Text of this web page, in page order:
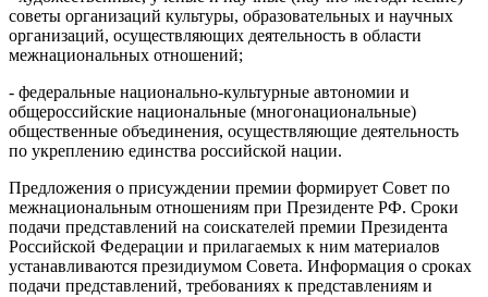
советы организаций культуры, образовательных и научных
организаций, осуществляющих деятельность в области
межнациональных отношений;
- федеральные национально-культурные автономии и
общероссийские национальные (многонациональные)
общественные объединения, осуществляющие деятельность
по укреплению единства российской нации.
Предложения о присуждении премии формирует Совет по
межнациональным отношениям при Президенте РФ. Сроки
подачи представлений на соискателей премии Президента
Российской Федерации и прилагаемых к ним материалов
устанавливаются президиумом Совета. Информация о сроках
подачи представлений, требованиях к представлениям и